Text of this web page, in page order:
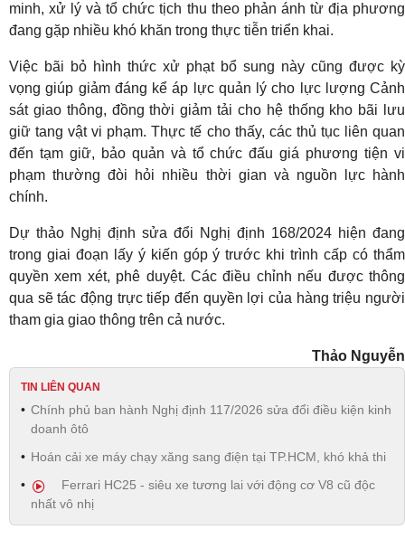
minh, xử lý và tổ chức tịch thu theo phản ánh từ địa phương
đang gặp nhiều khó khăn trong thực tiễn triển khai.
Việc bãi bỏ hình thức xử phạt bổ sung này cũng được kỳ
vọng giúp giảm đáng kể áp lực quản lý cho lực lượng Cảnh
sát giao thông, đồng thời giảm tải cho hệ thống kho bãi lưu
giữ tang vật vi phạm. Thực tế cho thấy, các thủ tục liên quan
đến tạm giữ, bảo quản và tổ chức đấu giá phương tiện vi
phạm thường đòi hỏi nhiều thời gian và nguồn lực hành
chính.
Dự thảo Nghị định sửa đổi Nghị định 168/2024 hiện đang
trong giai đoạn lấy ý kiến góp ý trước khi trình cấp có thẩm
quyền xem xét, phê duyệt. Các điều chỉnh nếu được thông
qua sẽ tác động trực tiếp đến quyền lợi của hàng triệu người
tham gia giao thông trên cả nước.
Thảo Nguyễn
TIN LIÊN QUAN
Chính phủ ban hành Nghị định 117/2026 sửa đổi điều kiện kinh
doanh ôtô
Hoán cải xe máy chạy xăng sang điện tại TP.HCM, khó khả thi
Ferrari HC25 - siêu xe tương lai với động cơ V8 cũ độc
nhất vô nhị